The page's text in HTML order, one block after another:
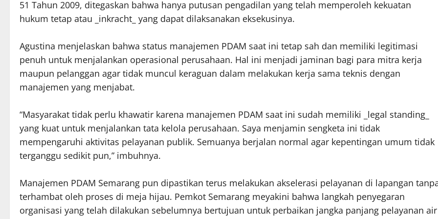
51 Tahun 2009, ditegaskan bahwa hanya putusan pengadilan yang telah memperoleh kekuatan
hukum tetap atau _inkracht_ yang dapat dilaksanakan eksekusinya.
Agustina menjelaskan bahwa status manajemen PDAM saat ini tetap sah dan memiliki legitimasi
penuh untuk menjalankan operasional perusahaan. Hal ini menjadi jaminan bagi para mitra kerja
maupun pelanggan agar tidak muncul keraguan dalam melakukan kerja sama teknis dengan
manajemen yang menjabat.
“Masyarakat tidak perlu khawatir karena manajemen PDAM saat ini sudah memiliki _legal standing_
yang kuat untuk menjalankan tata kelola perusahaan. Saya menjamin sengketa ini tidak
mempengaruhi aktivitas pelayanan publik. Semuanya berjalan normal agar kepentingan umum tidak
terganggu sedikit pun,” imbuhnya.
Manajemen PDAM Semarang pun dipastikan terus melakukan akselerasi pelayanan di lapangan
terhambat oleh proses di meja hijau. Pemkot Semarang meyakini bahwa langkah penyegaran
organisasi yang telah dilakukan sebelumnya bertujuan untuk perbaikan jangka panjang pelayanan air